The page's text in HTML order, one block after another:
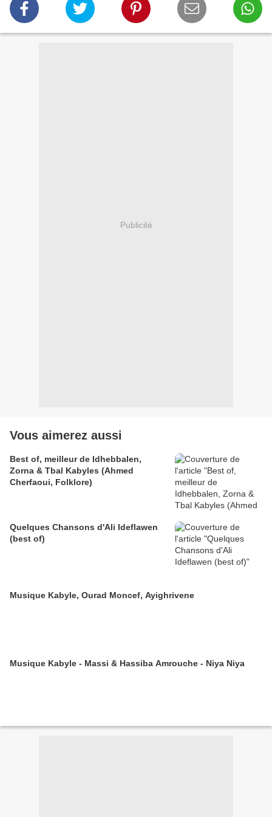
Publicité
Vous aimerez aussi
Best of, meilleur de Idhebbalen,
Zorna & Tbal Kabyles (Ahmed
Cherfaoui, Folklore)
Quelques Chansons d'Ali Ideflawen
(best of)
Musique Kabyle, Ourad Moncef, Ayighrivene
Musique Kabyle - Massi & Hassiba Amrouche - Niya Niya